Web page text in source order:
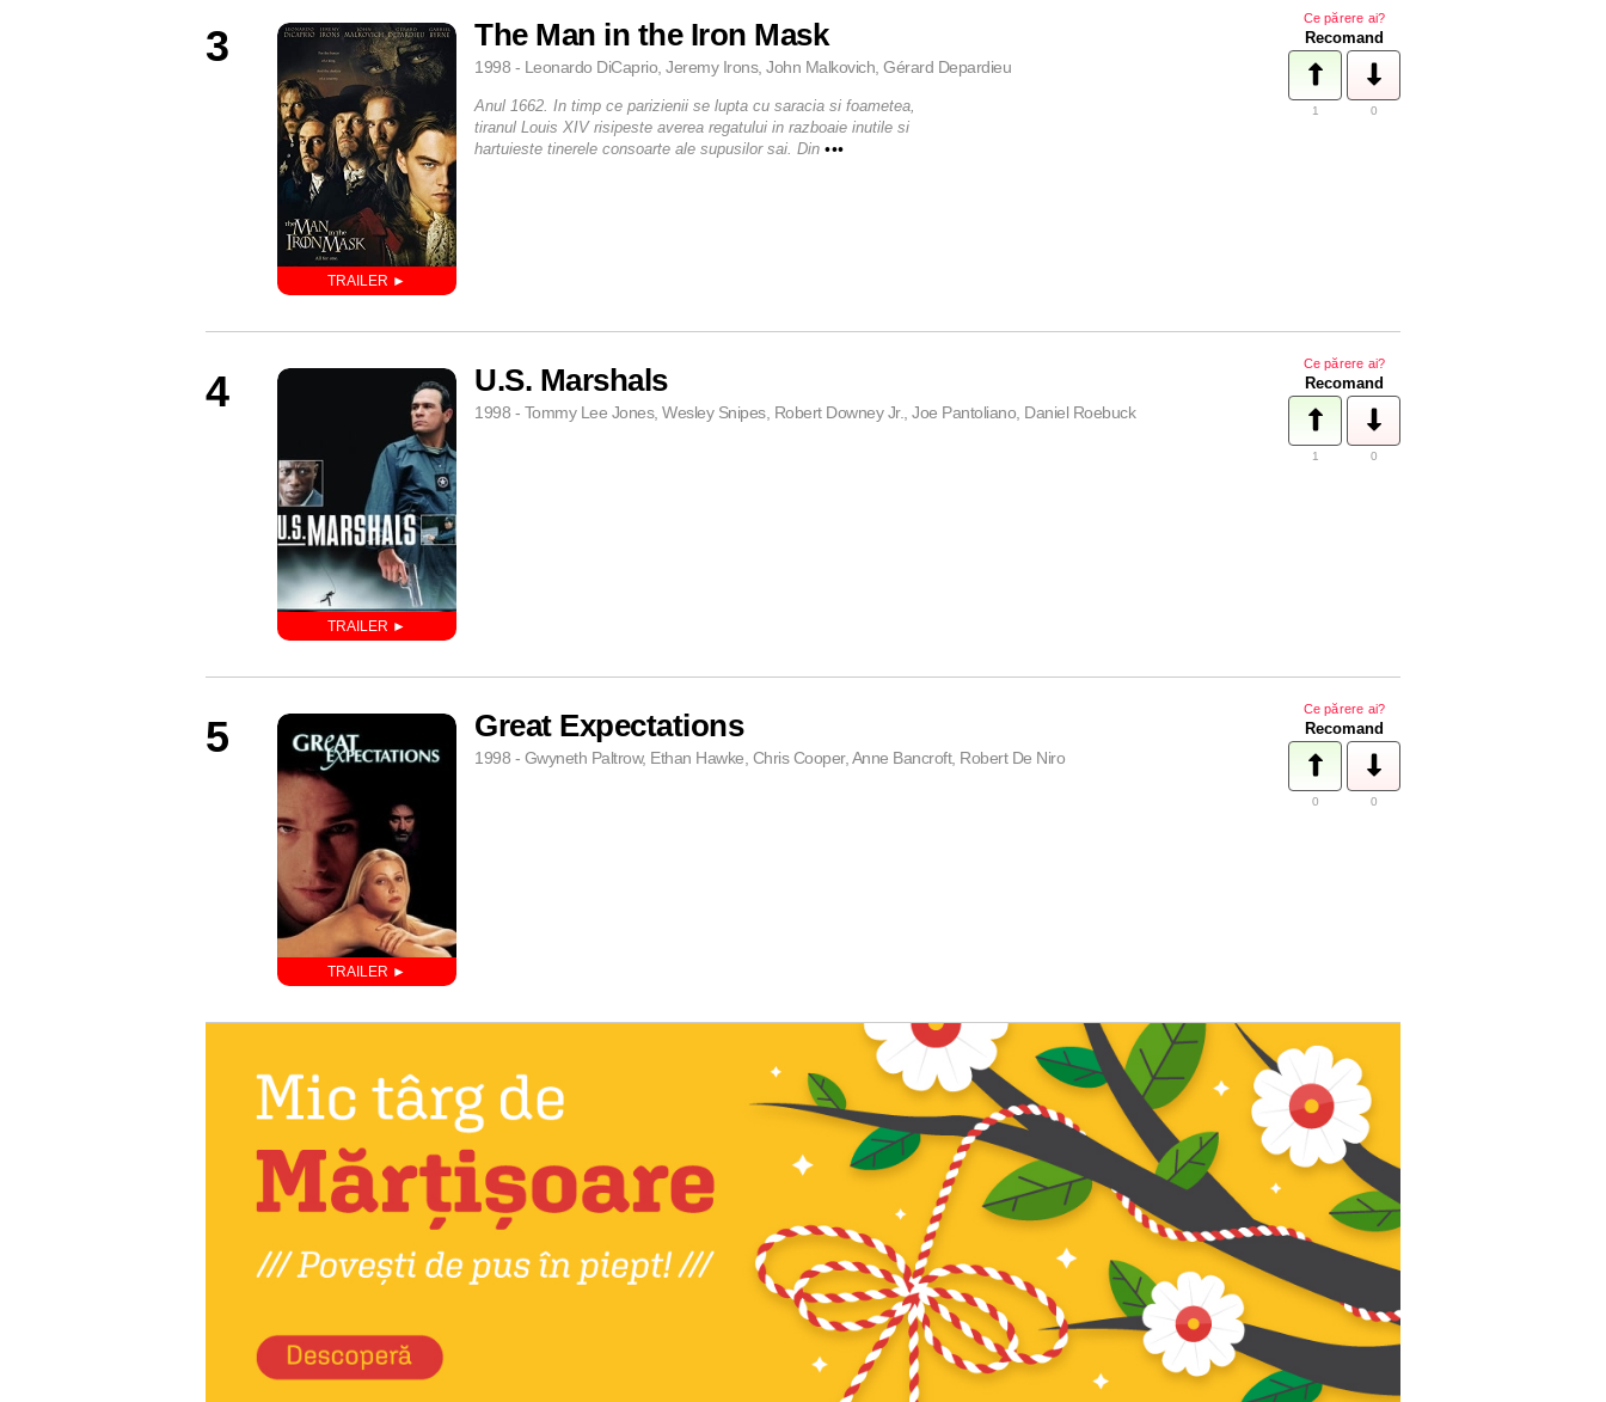
3 The Man in the Iron Mask
1998 - Leonardo DiCaprio, Jeremy Irons, John Malkovich, Gérard Depardieu
Ce părere ai?
Recomand
1 0
Anul 1662. In timp ce parizienii se lupta cu saracia si foametea,
tiranul Louis XIV risipeste averea regatului in razboaie inutile si
hartuieste tinerele consoarte ale supusilor sai. Din •••
4 U.S. Marshals
1998 - Tommy Lee Jones, Wesley Snipes, Robert Downey Jr., Joe Pantoliano, Daniel Roebuck
Ce părere ai?
Recomand
1 0
5 Great Expectations
1998 - Gwyneth Paltrow, Ethan Hawke, Chris Cooper, Anne Bancroft, Robert De Niro
Ce părere ai?
Recomand
0 0